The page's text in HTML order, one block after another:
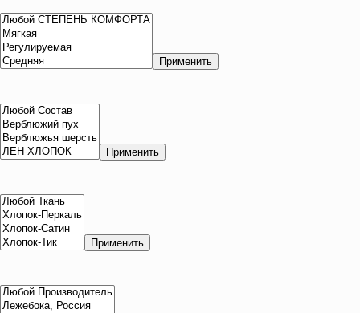
Применить
Применить
Применить